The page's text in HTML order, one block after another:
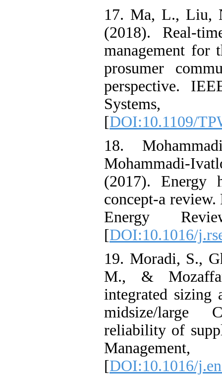
17. Ma, L.,
(2018).
management
prosumer
perspective.
[DOI:10.1109/
18.
(2017).
concept-a
Energy
[DOI:10.1016/
19. Moradi,
M., &
integrated
midsize/
reliability of
[DOI:10.1016/